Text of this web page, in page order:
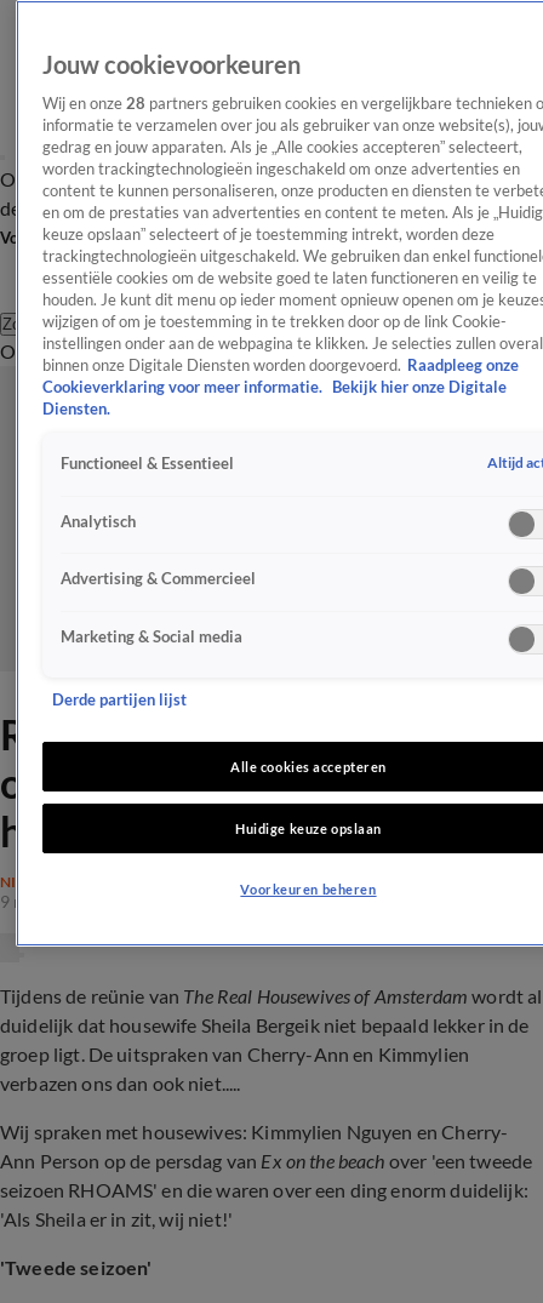
OverzichtAfleveringen Entertainment TV Algemeen
Tip
de redactieNieuwsbrief
Volg Shownieuws
Zoeken
OverzichtEntertainmentSpraakmakendRealityCrimeVideo's
Real housewives loslippig
over 'nieuwe seizoen' en 'ex-
housewife'
NIEUWS
9 mei 2023, 14:19
Tijdens de reünie van The Real Housewives of Amsterdam wordt al
duidelijk dat housewife Sheila Bergeik niet bepaald lekker in de
groep ligt. De uitspraken van Cherry-Ann en Kimmylien
verbazen ons dan ook niet.....
Wij spraken met housewives: Kimmylien Nguyen en Cherry-
Ann Person op de persdag van Ex on the beach over 'een tweede
seizoen RHOAMS' en die waren over een ding enorm duidelijk:
'Als Sheila er in zit, wij niet!'
'Tweede seizoen'
Jouw cookievoorkeuren
Wij en onze 28 partners gebruiken cookies en vergelijkbare technieken
informatie te verzamelen over jou als gebruiker van onze website(s),
gedrag en jouw apparaten. Als je „Alle cookies accepteren” selecteert,
worden trackingtechnologieën ingeschakeld om onze advertenties en
content te kunnen personaliseren, onze producten en diensten te
en om de prestaties van advertenties en content te meten. Als je
keuze opslaan” selecteert of je toestemming intrekt, worden deze
trackingtechnologieën uitgeschakeld. We gebruiken dan enkel
essentiële cookies om de website goed te laten functioneren en veilig te
houden. Je kunt dit menu op ieder moment opnieuw openen om je
wijzigen of om je toestemming in te trekken door op de link Cookie-
instellingen onder aan de webpagina te klikken. Je selecties zullen overal
binnen onze Digitale Diensten worden doorgevoerd. Raadpleeg onze
Cookieverklaring voor meer informatie.
Bekijk hier onze Digitale
Diensten.
Functioneel & Essentieel Altijd
Analytisch
Advertising & Commercieel
Marketing & Social media
Derde partijen lijst
Alle cookies accepteren
Huidige keuze opslaan
Voorkeuren beheren